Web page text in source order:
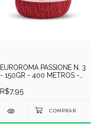
EUROROMA PASSIONE N. 3
- 150GR - 400 METROS -
R$7,95